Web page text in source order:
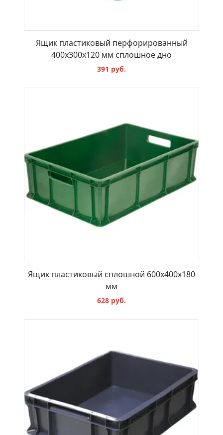
Ящик пластиковый перфорированный
400х300х120 мм сплошное дно
391 руб.
Ящик пластиковый сплошной 600х400х180
мм
628 руб.